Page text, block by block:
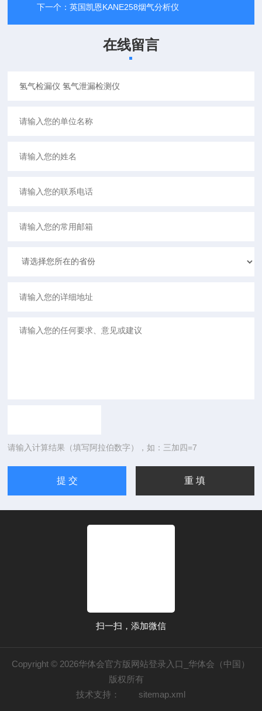
下一个：英国凯恩KANE258烟气分析仪
在线留言
请输入计算结果（填写阿拉伯数字），如：三加四=7
扫一扫，添加微信
Copyright © 2026华体会官方版网站登录入口_华体会（中国）
版权所有
技术支持：sitemap.xml